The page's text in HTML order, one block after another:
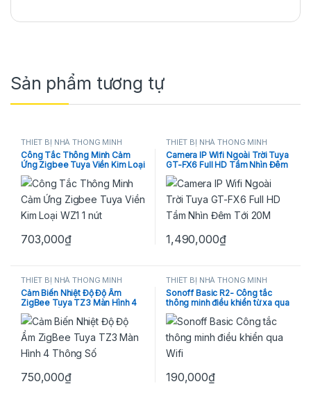
Sản phẩm tương tự
THIẾT BỊ NHÀ THÔNG MINH
Công Tắc Thông Minh Cảm
Ứng Zigbee Tuya Viền Kim Loại
WZ1 1 nút
703,000₫
THIẾT BỊ NHÀ THÔNG MINH
Camera IP Wifi Ngoài Trời Tuya
GT-FX6 Full HD Tầm Nhìn Đêm
Tới 20M
1,490,000₫
THIẾT BỊ NHÀ THÔNG MINH
Cảm Biến Nhiệt Độ Độ Ẩm
ZigBee Tuya TZ3 Màn Hình 4
Thông Số
750,000₫
THIẾT BỊ NHÀ THÔNG MINH
Sonoff Basic R2- Công tắc
thông minh điều khiển từ xa qua
Wifi 1 kênh
190,000₫